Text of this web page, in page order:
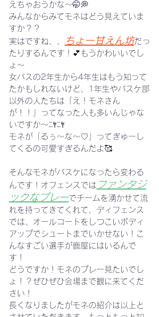
えちゃおうかな〜🤭💭
みんなからみてモネはどう見えていま
すか？？
実はですね、、
ちょー甘えん坊だっ
たりするんです！💕︎もうかわいいでし
ょ〜
女バスの2年生から4年生はもう知って
たかもしれないけど、1年生やバスケ部
以外の人たちは「え！モネさん
が！！」ってなった人も多いんじゃな
いですか〜ﾆﾔﾆﾔ
モネが「るぅ〜な〜♡」ってぎゅーし
てくるの可愛すぎるんだよ🥰
そんなモネがバスケになったら変わる
んです！オフェンスでは ファンタジ
ックなプレーでチームを湧かせて流
れを持ってきてくれて、ディフェンス
では、オールコートをしつこいボディ
アップでシュートまでいかせない！こ
んなすごい選手が鹿屋にはいるんで
す！
どうですか！モネのプレー見たいでし
ょ！？ぜひぜひ会場まで観に来てくだ
さい！
長くなりましたがモネの紹介は以上と